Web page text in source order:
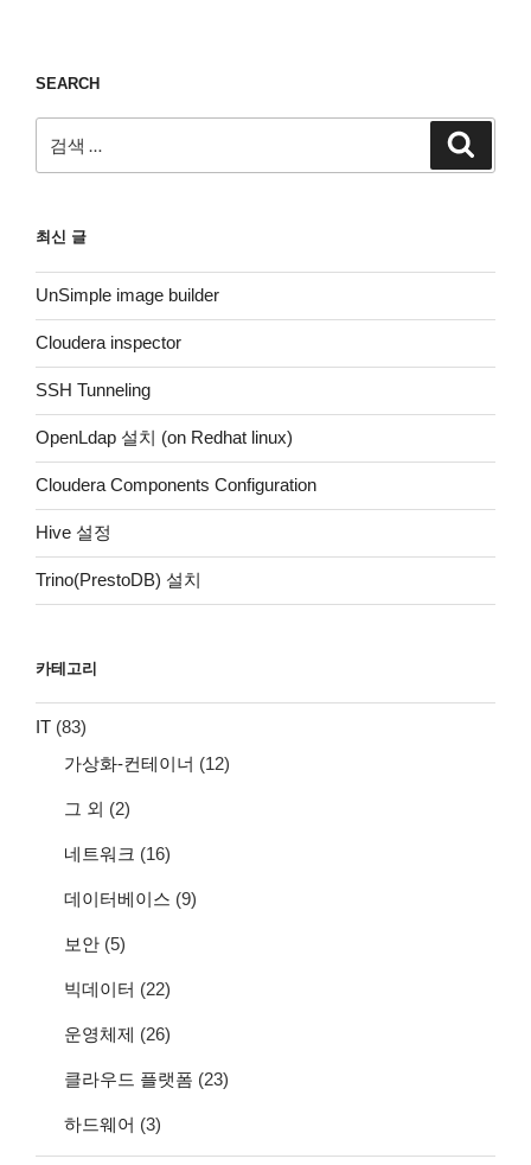
–
[
A
]
서
키
선
택
SEARCH
색:
최신 글
UnSimple image builder
Cloudera inspector
SSH Tunneling
OpenLdap 설치 (on Redhat linux)
Cloudera Components Configuration
Hive 설정
Trino(PrestoDB) 설치
카테고리
IT (83)
가상화-컨테이너 (12)
그 외 (2)
네트워크 (16)
데이터베이스 (9)
보안 (5)
빅데이터 (22)
운영체제 (26)
클라우드 플랫폼 (23)
하드웨어 (3)